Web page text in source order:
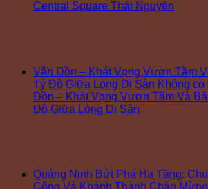
Central Square Thái Nguyên
Vân Đồn – Khát Vọng Vươn Tầm
Tỷ Đô Giữa Lòng Di Sản Không có
Đồn – Khát Vọng Vươn Tầm Và
Đô Giữa Lòng Di Sản
Quảng Ninh Bứt Phá Hạ Tầng: